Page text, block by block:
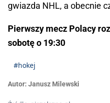
gwiazda NHL, a obecnie
Pierwszy mecz Polacy
sobotę o 19:30
#hokej
Autor: Janusz Milewski